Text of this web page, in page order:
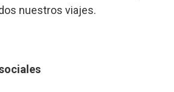
nuestros viajes.